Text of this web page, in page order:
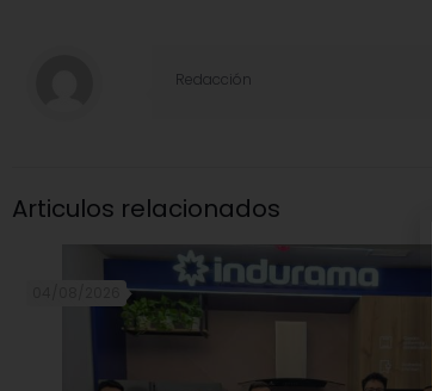
Redacción
Articulos relacionados